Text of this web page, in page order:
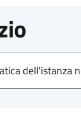
dell'istanza